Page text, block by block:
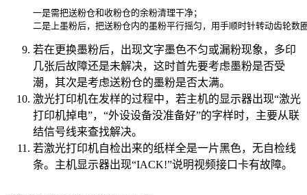
一是需把送粉仓和收粉仓的余粉清理干净；
若在更换墨粉后，出现文字墨色不匀或漏粉现象，多印
几张后故障还是未解决，这时首先要考虑墨粉是否受
潮，其次是考虑送粉仓的墨粉是否太满。
激光打印机在发样的过程中，若主机的显示器出现“激光
打印机掉电”，“外设设备没准备好”的字样时，主要从联
结信号线来查找解决。
若激光打印机自检出来的纸样全是一片黑色，无自检线
条。主机显示器出现“IACK!”说明视频接口卡有故障。